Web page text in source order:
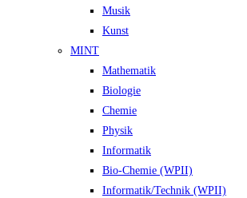
Musik
Kunst
MINT
Mathematik
Biologie
Chemie
Physik
Informatik
Bio-Chemie (WPII)
Informatik/Technik (WPII)